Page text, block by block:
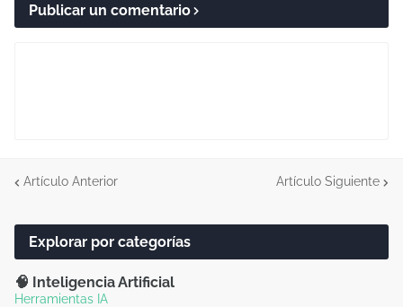
Publicar un comentario
Artículo Anterior Artículo Siguiente
Explorar por categorías
🧠 Inteligencia Artificial
Herramientas IA